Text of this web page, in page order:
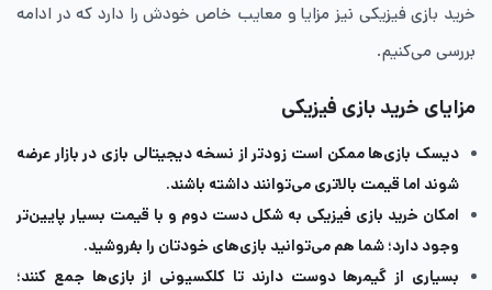
خرید بازی فیزیکی نیز مزایا و معایب خاص خودش را دارد که در ادامه
بررسی می‌کنیم.
مزایای خرید بازی فیزیکی
دیسک بازی‌ها ممکن است زودتر از نسخه دیجیتالی بازی در بازار عرضه
شوند اما قیمت بالاتری می‌توانند داشته باشند.
امکان خرید بازی فیزیکی به شکل دست دوم و با قیمت بسیار پایین‌تر
وجود دارد؛ شما هم می‌توانید بازی‌های خودتان را بفروشید.
بسیاری از گیمرها دوست دارند تا کلکسیونی از بازی‌ها جمع کنند؛